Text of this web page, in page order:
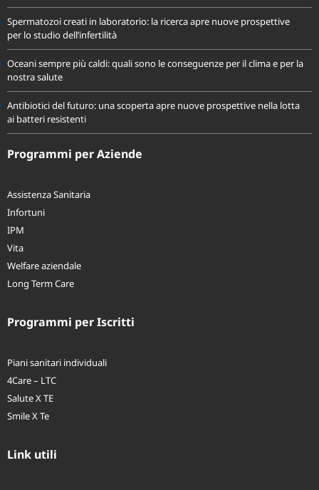
Spermatozoi creati in laboratorio: la ricerca apre nuove prospettive
per lo studio dell’infertilità
Oceani sempre più caldi: quali sono le conseguenze per il clima e per la
nostra salute
Antibiotici del futuro: una scoperta apre nuove prospettive nella lotta
ai batteri resistenti
Programmi per Aziende
Assistenza Sanitaria
Infortuni
IPM
Vita
Welfare aziendale
Long Term Care
Programmi per Iscritti
Piani sanitari individuali
4Care – LTC
Salute X TE
Smile X Te
Link utili